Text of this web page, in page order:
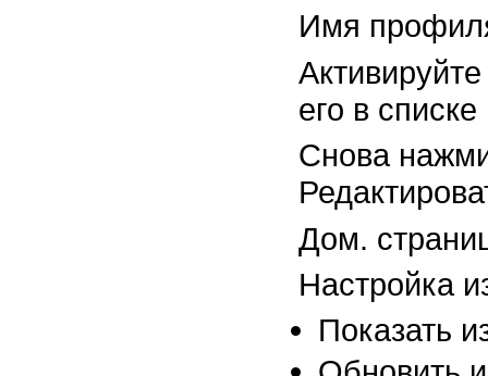
Имя
его в
Снова
Дом.
Настройка
Показать